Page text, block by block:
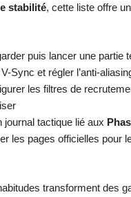
stabilité, cette liste offre
puis lancer une partie
Sync et régler l’anti-
les filtres de
journal tactique lié aux
les pages officielles pour
transforment des